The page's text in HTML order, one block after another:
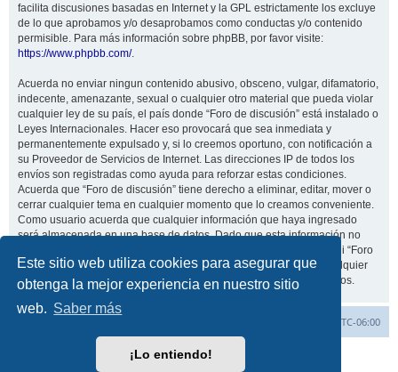
Este sitio web utiliza cookies para asegurar que
obtenga la mejor experiencia en nuestro sitio
web. Saber más
¡Lo entiendo!
facilita discusiones basadas en Internet y la GPL estrictamente los excluye
de lo que aprobamos y/o desaprobamos como conductas y/o contenido
permisible. Para más información sobre phpBB, por favor visite:
https://www.phpbb.com/.
Acuerda no enviar ningun contenido abusivo, obsceno, vulgar, difamatorio,
indecente, amenazante, sexual o cualquier otro material que pueda violar
cualquier ley de su país, el país donde “Foro de discusión” está instalado o
Leyes Internacionales. Hacer eso provocará que sea inmediata y
permanentemente expulsado y, si lo creemos oportuno, con notificación a
su Proveedor de Servicios de Internet. Las direcciones IP de todos los
envíos son registradas como ayuda para reforzar estas condiciones.
Acuerda que “Foro de discusión” tiene derecho a eliminar, editar, mover o
cerrar cualquier tema en cualquier momento que lo creamos conveniente.
Como usuario acuerda que cualquier información que haya ingresado
será almacenada en una base de datos. Dado que esta información no
será compartida con ninguna tercera parte sin su consentimiento, ni “Foro
de discusión” ni phpBB podrán considerarse responsables por cualquier
intento de hacking que conlleve a que los datos sean comprometidos.
UTC-06:00
Desarrollado porphpBB® Forum Software © phpBB Limited